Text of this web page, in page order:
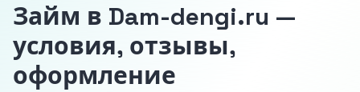
Займ в Dam-dengi.ru —
условия, отзывы,
оформление